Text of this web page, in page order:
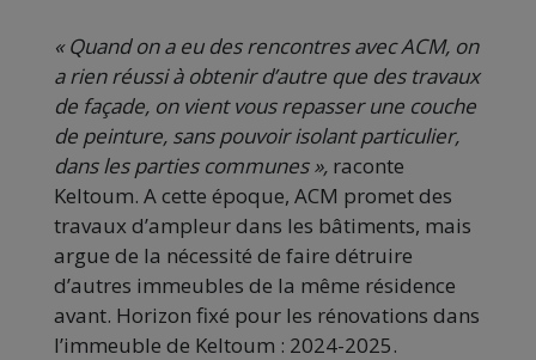
« Quand on a eu des rencontres avec ACM, on
a rien réussi à obtenir d’autre que des travaux
de façade, on vient vous repasser une couche
de peinture, sans pouvoir isolant particulier,
dans les parties communes », raconte
Keltoum. A cette époque, ACM promet des
travaux d’ampleur dans les bâtiments, mais
argue de la nécessité de faire détruire
d’autres immeubles de la même résidence
avant. Horizon fixé pour les rénovations dans
l’immeuble de Keltoum : 2024-2025.